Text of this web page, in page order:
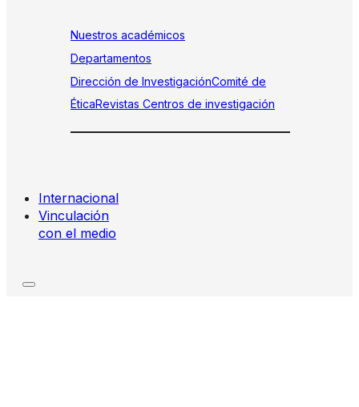
Nuestros académicos
Departamentos
Dirección de InvestigaciónComité de
ÉticaRevistas Centros de investigación
Internacional
Vinculación
con el medio